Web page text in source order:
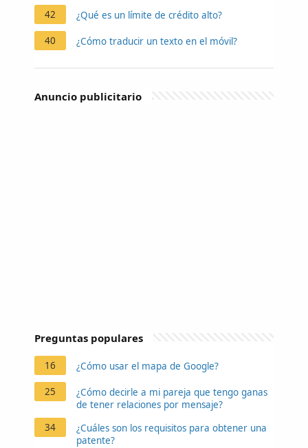
42 ¿Qué es un límite de crédito alto?
40 ¿Cómo traducir un texto en el móvil?
Anuncio publicitario
Preguntas populares
16 ¿Cómo usar el mapa de Google?
25
¿Cómo decirle a mi pareja que tengo ganas
de tener relaciones por mensaje?
34
¿Cuáles son los requisitos para obtener una
patente?